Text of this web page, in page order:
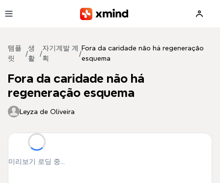
템플
릿
/
생
활
/
자기계발 계
획
/
Fora da caridade não há regeneração
esquema
Fora da caridade não há
regeneração esquema
Leyza de Oliveira
미리보기 로딩 중...